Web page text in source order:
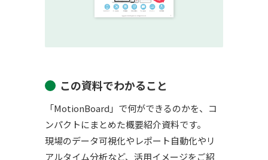
この資料でわかること
「MotionBoard」で何ができるのかを、コ
ンパクトにまとめた概要紹介資料です。
現場のデータ可視化やレポート自動化やリ
アルタイム分析など、活用イメージをご紹